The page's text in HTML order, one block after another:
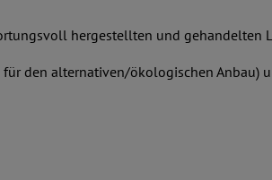
hergestellten und gehandelten
den alternativen/ökologischen Anbau)